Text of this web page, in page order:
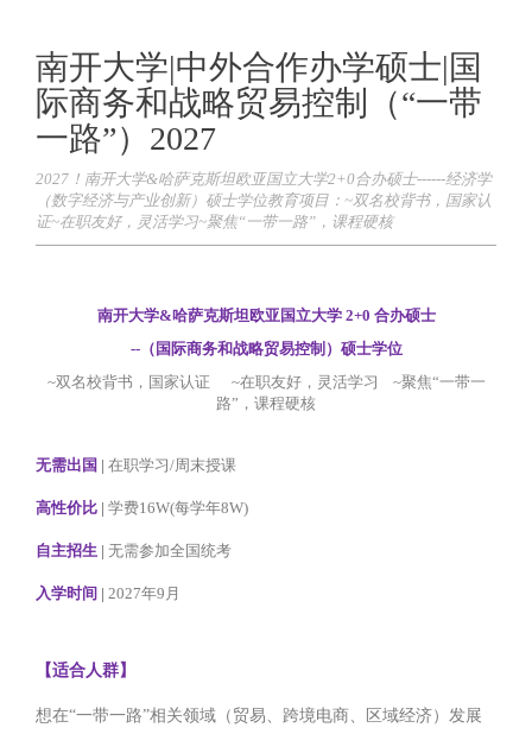
南开大学|中外合作办学硕士|国
际商务和战略贸易控制（“一带
一路”）2027
2027！南开大学&哈萨克斯坦欧亚国立大学2+0合办硕士------经济学
（数字经济与产业创新）硕士学位教育项目：~双名校背书，国家认
证~在职友好，灵活学习~聚焦“一带一路”，课程硬核
南开大学&哈萨克斯坦欧亚国立大学 2+0 合办硕士
--（国际商务和战略贸易控制）硕士学位
~双名校背书，国家认证 ~在职友好，灵活学习 ~聚焦“一带一
路”，课程硬核
无需出国 | 在职学习/周末授课
高性价比 | 学费16W(每学年8W)
自主招生 | 无需参加全国统考
入学时间 | 2027年9月
【适合人群】
想在“一带一路”相关领域（贸易、跨境电商、区域经济）发展